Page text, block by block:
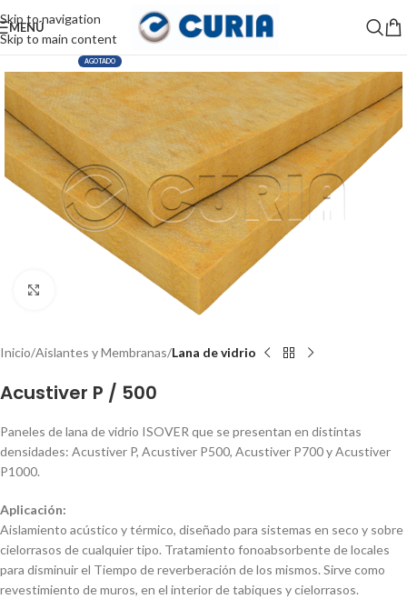
Skip to navigation
Skip to main content
MENÚ
AGOTADO
Haga Click para agrandar
Inicio Aislantes y Membranas Lana de vidrio
Acustiver P / 500
Paneles de lana de vidrio ISOVER que se presentan en distintas
densidades: Acustiver P, Acustiver P500, Acustiver P700 y Acustiver
P1000.
Aplicación:
Aislamiento acústico y térmico, diseñado para sistemas en seco y sobre
cielorrasos de cualquier tipo. Tratamiento fonoabsorbente de locales
para disminuir el Tiempo de reverberación de los mismos. Sirve como
revestimiento de muros, en el interior de tabiques y cielorrasos.